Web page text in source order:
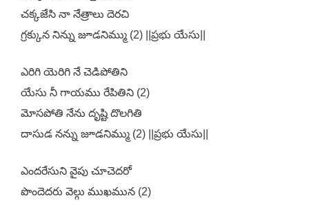
చక్కజేసి నా నేత్రాలు దెరచి
గ్రక్కున నిన్ను జూడనిమ్ము (2) ||ప్రభు యేసు||
ఎరిగి యెరిగి నే చెడిపోతిని
యేసు నీ గాయము రేపితిని (2)
మోసపోతి నేను దృష్టి దొలగితి
దాసుడ నన్ను జూడనిమ్ము (2) ||ప్రభు యేసు||
ఎందరేసుని వైపు చూచెదరో
పొందెదరు వెల్గు ముఖమున (2)